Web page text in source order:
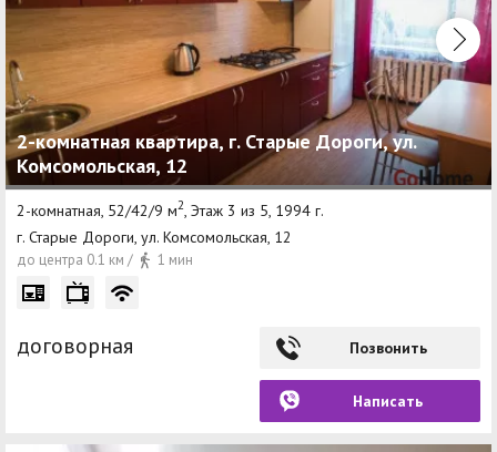
2-комнатная квартира, г. Старые Дороги, ул.
Комсомольская, 12
2-комнатная, 52/42/9 м2, Этаж 3 из 5, 1994 г.
г. Старые Дороги, ул. Комсомольская, 12
до центра 0.1 км / 1 мин
договорная Позвонить
Написать